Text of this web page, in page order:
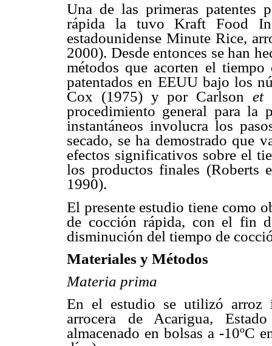
Una de las primeras patentes
rápida la tuvo Kraft Food
estadounidense Minute Rice,
2000). Desde entonces se han
métodos que acorten el
patentados en EEUU bajo los
Cox (1975) y por Carlson et
procedimiento general para la
instantáneos involucra los
secado, se ha demostrado que
efectos significativos sobre el
los productos finales (Roberts
1990).
El presente estudio tiene como
de cocción rápida, con el fin
disminución del tiempo de
Materiales y Métodos
Materia prima
En el estudio se utilizó arroz
arrocera de Acarigua,
almacenado en bolsas a -10ºC